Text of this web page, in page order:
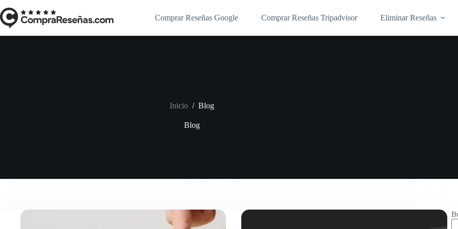
al
contenido
Comprar Reseñas Google Comprar Reseñas Tripadvisor Eliminar Reseñas
Inicio / Blog
Blog